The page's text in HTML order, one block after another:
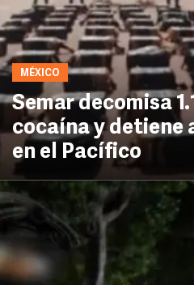
MÉXICO
Semar decomisa
cocaína y detiene
en el Pacífico